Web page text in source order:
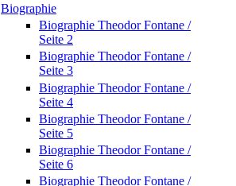
Biographie
Biographie Theodor Fontane /
Seite 2
Biographie Theodor Fontane /
Seite 3
Biographie Theodor Fontane /
Seite 4
Biographie Theodor Fontane /
Seite 5
Biographie Theodor Fontane /
Seite 6
Biographie Theodor Fontane /